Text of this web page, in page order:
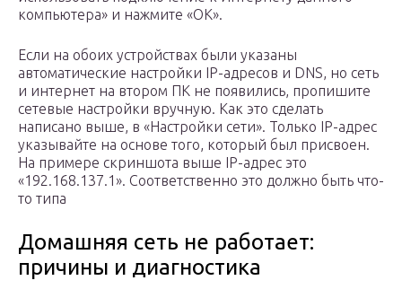
компьютера» и нажмите «ОК».
Если на обоих устройствах были указаны
автоматические настройки IP-адресов и DNS, но сеть
и интернет на втором ПК не появились, пропишите
сетевые настройки вручную. Как это сделать
написано выше, в «Настройки сети». Только IP-адрес
указывайте на основе того, который был присвоен.
На примере скриншота выше IP-адрес это
«192.168.137.1». Соответственно это должно быть что-
то типа
Домашняя сеть не работает:
причины и диагностика